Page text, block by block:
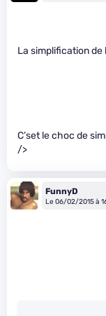
La simplification de
C’set le choc de
/>
FunnyD
Le 06/02/2015 à